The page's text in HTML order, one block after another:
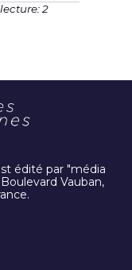
2
édité par "média
Vauban,